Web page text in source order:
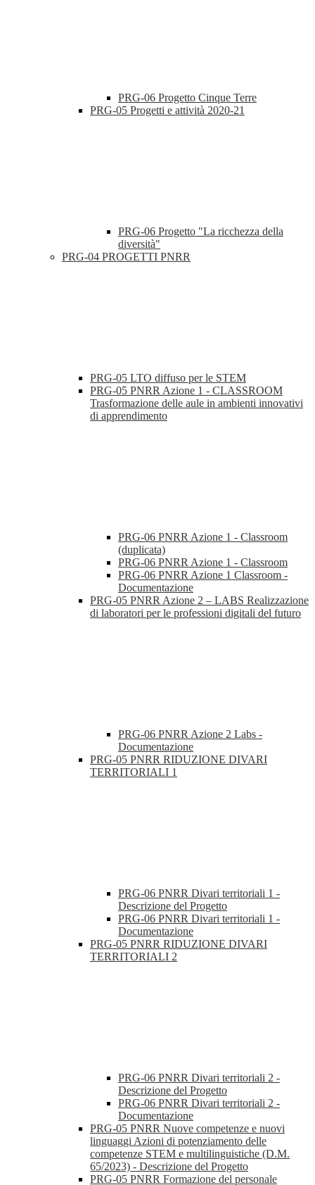
PRG-06 Progetto Cinque Terre
PRG-05 Progetti e attività 2020-21
PRG-06 Progetto "La ricchezza della
diversità"
PRG-04 PROGETTI PNRR
PRG-05 LTO diffuso per le STEM
PRG-05 PNRR Azione 1 - CLASSROOM
Trasformazione delle aule in ambienti innovativi
di apprendimento
PRG-06 PNRR Azione 1 - Classroom
(duplicata)
PRG-06 PNRR Azione 1 - Classroom
PRG-06 PNRR Azione 1 Classroom -
Documentazione
PRG-05 PNRR Azione 2 – LABS Realizzazione
di laboratori per le professioni digitali del futuro
PRG-06 PNRR Azione 2 Labs -
Documentazione
PRG-05 PNRR RIDUZIONE DIVARI
TERRITORIALI 1
PRG-06 PNRR Divari territoriali 1 -
Descrizione del Progetto
PRG-06 PNRR Divari territoriali 1 -
Documentazione
PRG-05 PNRR RIDUZIONE DIVARI
TERRITORIALI 2
PRG-06 PNRR Divari territoriali 2 -
Descrizione del Progetto
PRG-06 PNRR Divari territoriali 2 -
Documentazione
PRG-05 PNRR Nuove competenze e nuovi
linguaggi Azioni di potenziamento delle
competenze STEM e multilinguistiche (D.M.
65/2023) - Descrizione del Progetto
PRG-05 PNRR Formazione del personale